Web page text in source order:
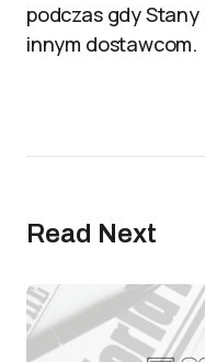
podczas gdy
innym dostawcom.
Read Next